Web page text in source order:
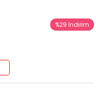
%29 İndirim